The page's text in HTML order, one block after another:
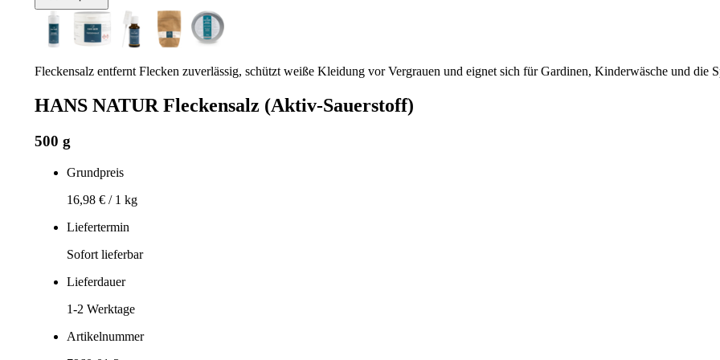
Fleckensalz entfernt Flecken zuverlässig, schützt weiße Kleidung vor Vergrauen und eignet sich für Gardinen, Kinderwäsche und die
HANS NATUR Fleckensalz (Aktiv-Sauerstoff)
500 g
Grundpreis
16,98 € / 1 kg
Liefertermin
Sofort lieferbar
Lieferdauer
1-2 Werktage
Artikelnummer